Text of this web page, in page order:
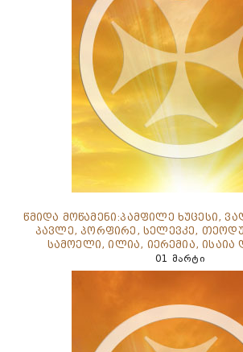
წმიდა მოწამენი:პამფილე ხუცესი,
პავლე, პორფირე, სელევკე,
სამოელი, ილია, იერემია, ისაია
01 მარტი